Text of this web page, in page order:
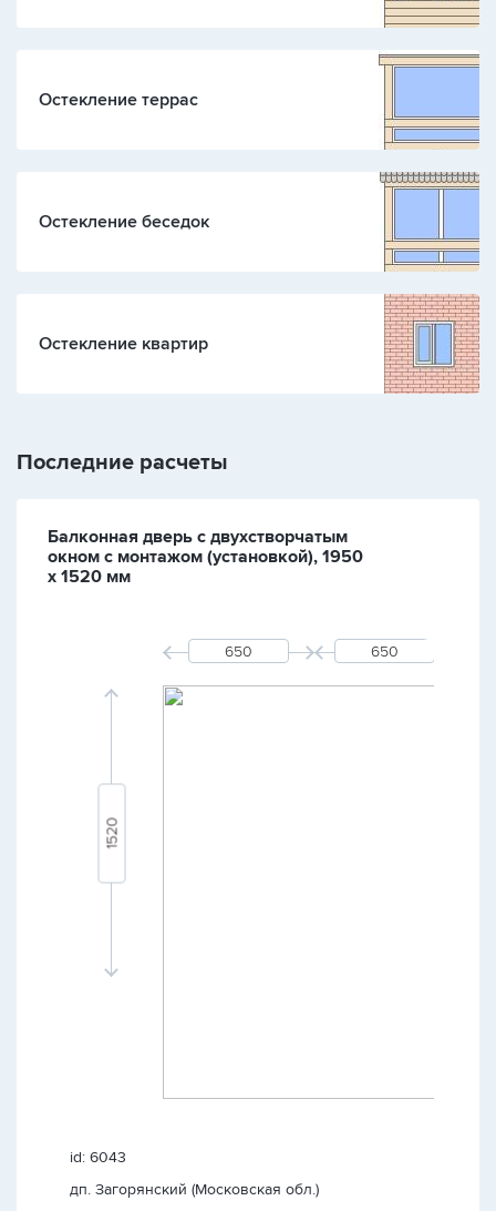
Остекление террас
Остекление беседок
Остекление квартир
Последние расчеты
Балконная дверь с двухстворчатым
окном с монтажом (установкой), 1950
х 1520 мм
id: 6043
дп. Загорянский (Московская обл.)